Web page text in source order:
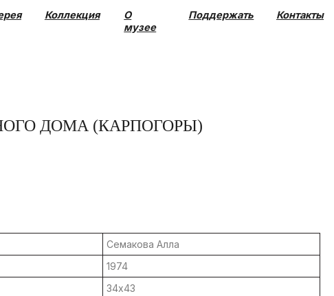
О Поддержать Контакты
ДОМА (КАРПОГОРЫ)
Семакова Алла
1974
34х43